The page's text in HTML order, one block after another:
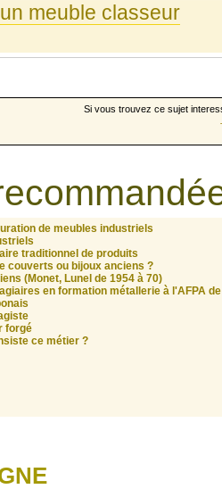
meuble classeur
Si vous trouvez ce sujet
de meubles industriels
traditionnel de produits
couverts ou bijoux anciens ?
(Monet, Lunel de 1954 à 70)
en formation métallerie à l'AFPA
forgé
ce métier ?